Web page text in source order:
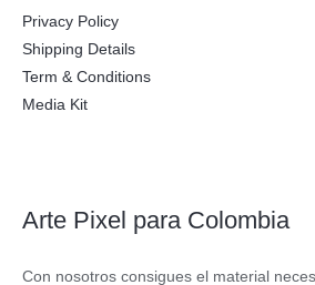
Privacy Policy
Shipping Details
Term & Conditions
Media Kit
Arte Pixel para Colombia
Con nosotros consigues el material